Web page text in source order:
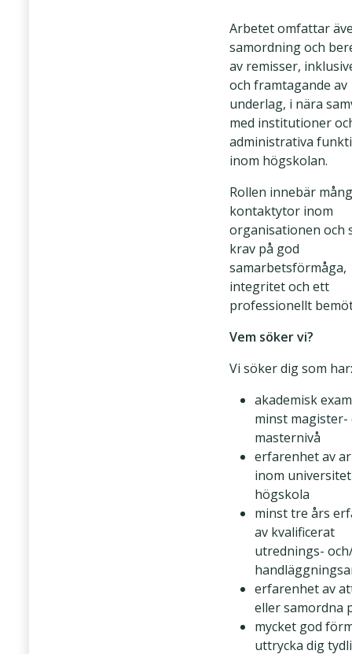
Arbetet omfattar
samordning och
av remisser,
och framtagande av
underlag, i nära
med institutioner
administrativa
inom högskolan.
Rollen innebär
kontaktytor inom
organisationen och
krav på god
samarbetsförmåga,
integritet och ett
professionellt
Vem söker vi?
Vi söker dig som har:
akademisk
minst magister-
masternivå
erfarenhet av
inom
högskola
minst tre års
av kvalificerat
utrednings-
erfarenhet av
eller samordna
mycket god
uttrycka dig